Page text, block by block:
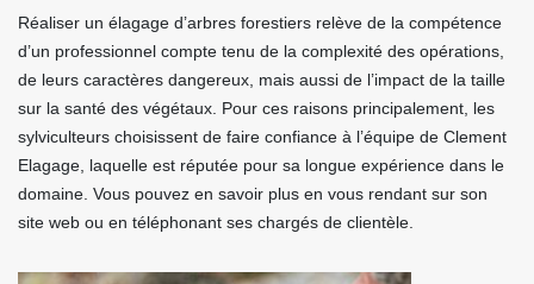
Réaliser un élagage d’arbres forestiers relève de la compétence
d’un professionnel compte tenu de la complexité des opérations,
de leurs caractères dangereux, mais aussi de l’impact de la taille
sur la santé des végétaux. Pour ces raisons principalement, les
sylviculteurs choisissent de faire confiance à l’équipe de Clement
Elagage, laquelle est réputée pour sa longue expérience dans le
domaine. Vous pouvez en savoir plus en vous rendant sur son
site web ou en téléphonant ses chargés de clientèle.